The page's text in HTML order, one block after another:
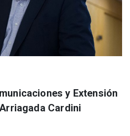
y Extensión
Cardini